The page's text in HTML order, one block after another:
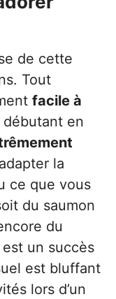
de cette
Tout
facile à
débutant en
la
ce que vous
du saumon
du
un succès
est bluffant
lors d’un